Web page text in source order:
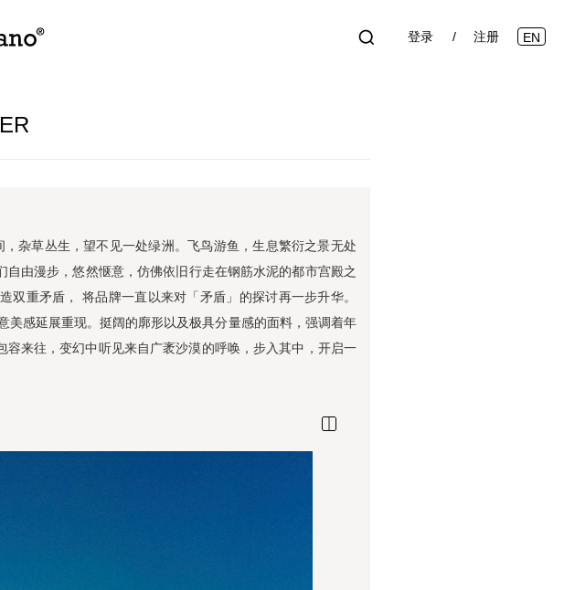
登录 注册 EN
杂草丛生，望不见一处绿洲。飞鸟游鱼，生息繁衍之景无处
自由漫步，悠然惬意，仿佛依旧行走在钢筋水泥的都市宫殿之
双重矛盾， 将品牌一直以来对 「矛盾 」 的探讨再一步升华。
美感延展重现。 挺阔的廓形以及极具分量感的面料， 强调着年
容来往，变幻中听见来自广袤沙漠的呼唤，步入其中，开启一